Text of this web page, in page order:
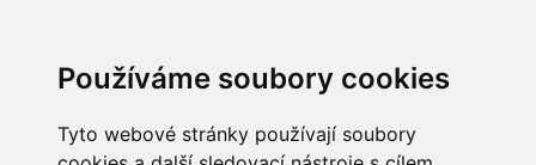
Používáme soubory cookies
Tyto webové stránky používají soubory